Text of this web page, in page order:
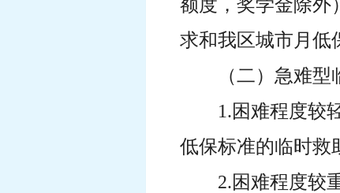
额度，奖学金除外
求和我区城市月低
（二）急难
1.困难程度较
低保标准的临时救
2.困难程度较